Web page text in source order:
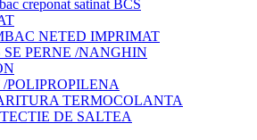
creponat satinat BCS
NETED IMPRIMAT
SE PERNE /NANGHIN
POLIPROPILENA
TERMOCOLANTA
DE SALTEA